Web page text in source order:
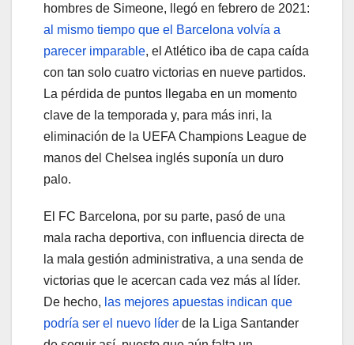
hombres de Simeone, llegó en febrero de 2021:
al mismo tiempo que el Barcelona volvía a
parecer imparable, el Atlético iba de capa caída
con tan solo cuatro victorias en nueve partidos.
La pérdida de puntos llegaba en un momento
clave de la temporada y, para más inri, la
eliminación de la UEFA Champions League de
manos del Chelsea inglés suponía un duro
palo.
El FC Barcelona, por su parte, pasó de una
mala racha deportiva, con influencia directa de
la mala gestión administrativa, a una senda de
victorias que le acercan cada vez más al líder.
De hecho, las mejores apuestas indican que
podría ser el nuevo líder de la Liga Santander